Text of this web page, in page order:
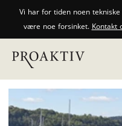
Vi har for tiden noen
være noe forsinket. Kontakt